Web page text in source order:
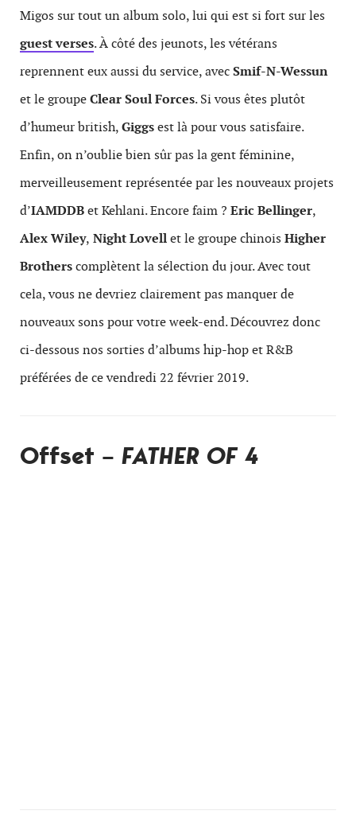
Migos sur tout un album solo, lui qui est si fort sur les
guest verses. À côté des jeunots, les vétérans
reprennent eux aussi du service, avecSmif-N-Wessun
et le groupeClear Soul Forces. Si vous êtes plutôt
d’humeur british,Giggsest là pour vous satisfaire.
Enfin, on n’oublie bien sûr pas la gent féminine,
merveilleusement représentée par les nouveaux projets
d’IAMDDBet Kehlani. Encore faim ? Eric Bellinger,
Alex Wiley, Night Lovellet le groupe chinois Higher
Brotherscomplètent la sélection du jour. Avec tout
cela, vous ne devriez clairement pas manquer de
nouveaux sons pour votre week-end. Découvrez donc
ci-dessous nos sorties d’albums hip-hop et R&B
préférées de ce vendredi 22 février 2019.
Offset – FATHER OF 4